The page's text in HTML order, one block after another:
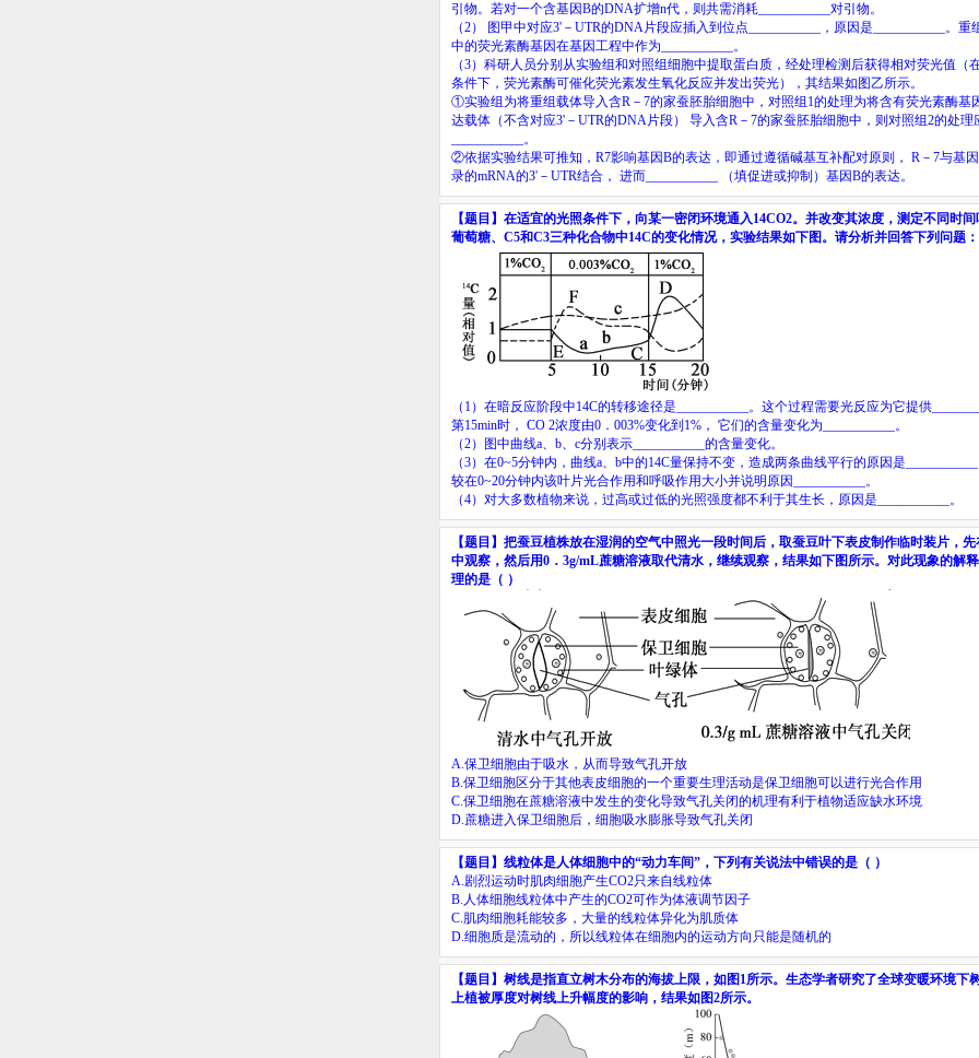
引物。若对一个含基因B的DNA扩增n代，则共需消耗
对引物。
（2） 图甲中对应3' － UTR的DNA片段应插入到位点 ，原因是
。重
中的荧光素酶基因在基因工程中作为
。
（3）科研人员分别从实验组和对照组细胞中提取蛋白质，经处理检测后获得相对荧光值（
条件下，荧光素酶可催化荧光素发生氧化反应并发出荧光），其结果如图乙所示。
①实验组为将重组载体导入含R － 7的家蚕胚胎细胞中，对照组 1的处理为将含有荧光素酶基
达载体（不含对应3' － UTR的DNA片段） 导入含R － 7的家蚕胚胎细胞中，则对照组2的处理
。
②依据实验结果可推知， R7影响基因B的表达，即通过遵循碱基互补配对原则， R － 7与基因
录的mRNA的3' － UTR结合， 进而 （填促进或抑制）基因B的表达。
【题目】 在适宜的光照条件下，向某一密闭环境通入14CO2。并改变其浓度，测定不同时间
葡萄糖、 C5和C3三种化合物中14C的变化情况，实验结果如下图。请分析并回答下列问题：
（ 1）在暗反应阶段中14C的转移途径是 。这个过程需要光反应为它提供
第15min时， CO 2浓度由0 ． 003%变化到 1% ， 它们的含量变化为
。
（2）图中曲线a、 b、 c分别表示
的含量变化。
（3）在0~5分钟内，曲线a、 b中的14C量保持不变，造成两条曲线平行的原因是
较在0~20分钟内该叶片光合作用和呼吸作用大小并说明原因
。
（4）对大多数植物来说，过高或过低的光照强度都不利于其生长，原因是 。
【题目】 把蚕豆植株放在湿润的空气中照光一段时间后，取蚕豆叶下表皮制作临时装片，先
中观察，然后用0 ． 3g/mL蔗糖溶液取代清水，继续观察，结果如下图所示。对此现象的解
理的是（ ）
A.保卫细胞由于吸水，从而导致气孔开放
B.保卫细胞区分于其他表皮细胞的一个重要生理活动是保卫细胞可以进行光合作用
C.保卫细胞在蔗糖溶液中发生的变化导致气孔关闭的机理有利于植物适应缺水环境
D.蔗糖进入保卫细胞后，细胞吸水膨胀导致气孔关闭
【题目】 线粒体是人体细胞中的“动力车间” ，下列有关说法中错误的是（ ）
A.剧烈运动时肌肉细胞产生CO2只来自线粒体
B. 人体细胞线粒体中产生的CO2可作为体液调节因子
C.肌肉细胞耗能较多，大量的线粒体异化为肌质体
D.细胞质是流动的，所以线粒体在细胞内的运动方向只能是随机的
【题目】 树线是指直立树木分布的海拔上限，如图 1所示。生态学者研究了全球变暖环境下
上植被厚度对树线上升幅度的影响，结果如图2所示。